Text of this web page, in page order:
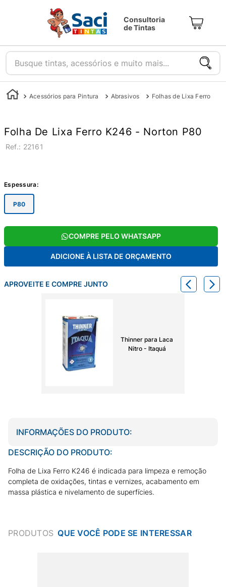
Consultoria
de Tintas
Busque tintas, acessórios e muito mais...
Acessórios para Pintura Abrasivos Folhas de Lixa Ferro
Folha De Lixa Ferro K246 - Norton P80
: 22161
Espessura:
P80
COMPRE PELO WHATSAPP
ADICIONE À LISTA DE ORÇAMENTO
APROVEITE E COMPRE JUNTO
Thinner para Laca
Nitro - Itaquá
INFORMAÇÕES DO PRODUTO:
DESCRIÇÃO DO PRODUTO:
Folha de Lixa Ferro K246 é indicada para limpeza e remoção
completa de oxidações, tintas e vernizes, acabamento em
massa plástica e nivelamento de superfícies.
PRODUTOS